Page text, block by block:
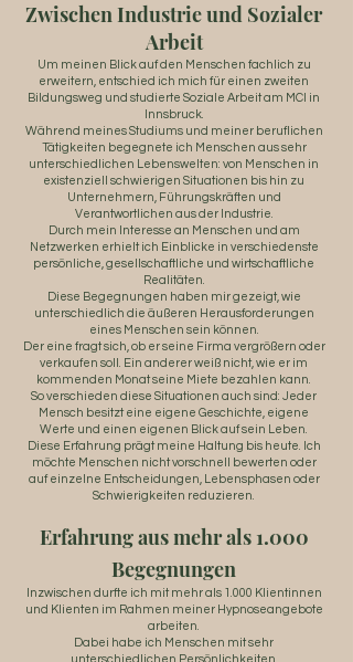
Zwischen Industrie und Sozialer
Arbeit
Um meinen Blick auf den Menschen fachlich zu
erweitern, entschied ich mich für einen zweiten
Bildungsweg und studierte Soziale Arbeit am MCI in
Innsbruck.
Während meines Studiums und meiner beruflichen
Tätigkeiten begegnete ich Menschen aus sehr
unterschiedlichen Lebenswelten: von Menschen in
existenziell schwierigen Situationen bis hin zu
Unternehmern, Führungskräften und
Verantwortlichen aus der Industrie.
Durch mein Interesse an Menschen und am
Netzwerken erhielt ich Einblicke in verschiedenste
persönliche, gesellschaftliche und wirtschaftliche
Realitäten.
Diese Begegnungen haben mir gezeigt, wie
unterschiedlich die äußeren Herausforderungen
eines Menschen sein können.
Der eine fragt sich, ob er seine Firma vergrößern oder
verkaufen soll. Ein anderer weiß nicht, wie er im
kommenden Monat seine Miete bezahlen kann.
So verschieden diese Situationen auch sind: Jeder
Mensch besitzt eine eigene Geschichte, eigene
Werte und einen eigenen Blick auf sein Leben.
Diese Erfahrung prägt meine Haltung bis heute. Ich
möchte Menschen nicht vorschnell bewerten oder
auf einzelne Entscheidungen, Lebensphasen oder
Schwierigkeiten reduzieren.
Erfahrung aus mehr als 1.000
Begegnungen
Inzwischen durfte ich mit mehr als 1.000 Klientinnen
und Klienten im Rahmen meiner Hypnoseangebote
arbeiten.
Dabei habe ich Menschen mit sehr
unterschiedlichen Persönlichkeiten,